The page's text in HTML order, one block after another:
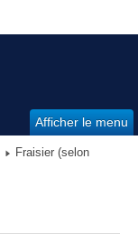
Afficher le menu
Fraisier (selon